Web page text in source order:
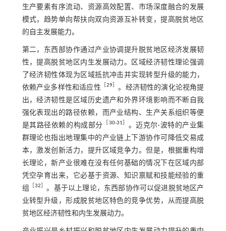
生产要素有序流动、资源高效配置、市场深度融合的发展
模式，趋势单向帮扶向双向资源互补转变，提高脱贫地区
的自主发展能力。
第二，东西部协作通过产业协调提升脱贫地区经济发展韧
性，提高脱贫地区内生发展动力。区域经济韧性理论强调
了经济韧性体现为区域抵抗冲击并实现转型升级的能力，
依赖产业多样性和适应性 ［29］ 。经济韧性的演化论视角提
出，经济韧性是区域历史遗产和外界环境影响而不断自我
强化表现出的路径依赖，而产业结构、生产关系组织等便
是其路径依赖的构成部分 ［30⁃31］ 。迈克尔·波特的产业集
群理论也指出地理集中的产业链上下游协作可降低交易成
本，激发创新活力，提升区域竞争力。但是，根据重构增
长理论，新产业很难在没有任何基础的情况下在区域内部
凭空孕育出来，它必基于资源、知识禀赋和技能经验的重
组
［32］ 。基于以上理论，东西部协作可以促进脱贫地区产
业转型升级，形成脱贫地区特色的竞争优势，从而提高脱
贫地区经济韧性和内生发展动力。